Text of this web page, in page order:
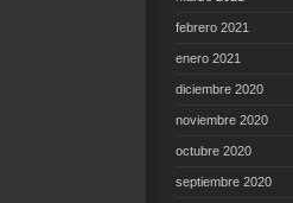
febrero 2021
enero 2021
diciembre 2020
noviembre 2020
octubre 2020
septiembre 2020